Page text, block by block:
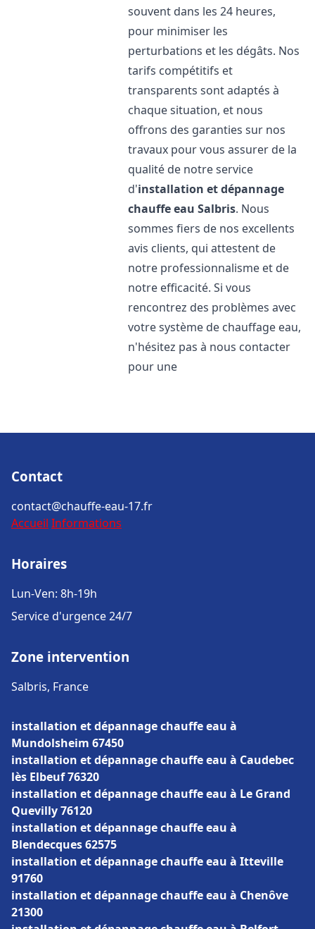
souvent dans les 24 heures,
pour minimiser les
perturbations et les dégâts. Nos
tarifs compétitifs et
transparents sont adaptés à
chaque situation, et nous
offrons des garanties sur nos
travaux pour vous assurer de la
qualité de notre service
d'installation et dépannage
chauffe eau Salbris. Nous
sommes fiers de nos excellents
avis clients, qui attestent de
notre professionnalisme et de
notre efficacité. Si vous
rencontrez des problèmes avec
votre système de chauffage eau,
n'hésitez pas à nous contacter
pour une
Contact
contact@chauffe-eau-17.fr
Accueil Informations
Horaires
Lun-Ven: 8h-19h
Service d'urgence 24/7
Zone intervention
Salbris, France
installation et dépannage chauffe eau à
Mundolsheim 67450
installation et dépannage chauffe eau à Caudebec
lès Elbeuf 76320
installation et dépannage chauffe eau à Le Grand
Quevilly 76120
installation et dépannage chauffe eau à
Blendecques 62575
installation et dépannage chauffe eau à Itteville
91760
installation et dépannage chauffe eau à Chenôve
21300